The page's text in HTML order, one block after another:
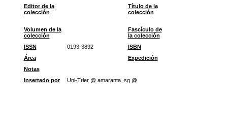
Editor de la
colección
Título de la
colección
Volumen de la
colección
Fascículo de
la colección
ISSN 0193-3892 ISBN
Área
Expedición
Notas
Insertado por
Uni-Trier @ amaranta_sg @